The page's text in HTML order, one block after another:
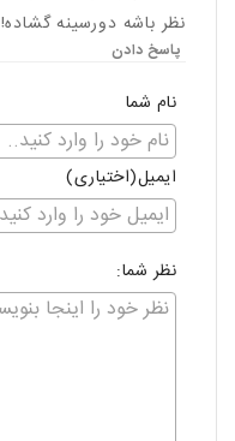
نظر باشه دورسینه گشاده!
پاسخ دادن
نام شما
ایمیل(اختیاری)
نظر شما: